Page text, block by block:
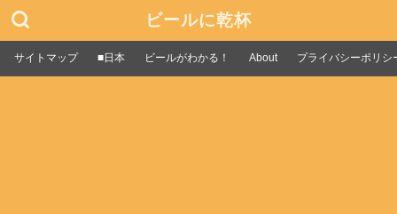
ビールに乾杯
サイトマップ ■日本 ビールがわかる！ About プライバシーポリシ